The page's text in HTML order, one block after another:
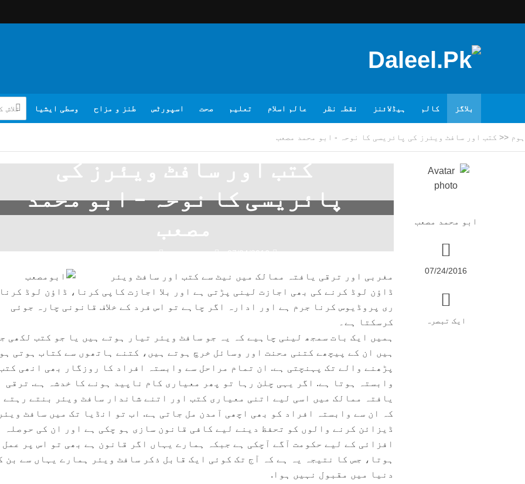
بلاگز کالم ہیڈلائنز نقطہ نظر عالم اسلام تعلیم صحت اسپورٹس طنز و مزاح وسطی ایشیا
ہوم << کتب اور سافٹ ویئرز کی پائریسی کا نوحہ - ابو محمد مصعب
ابو محمد مصعب
07/24/2016
ایک تبصرہ
کتب اور سافٹ ویئرز کی
پائریسی کا نوحہ – ابو محمد
مصعب
07/24/2016 ایک تبصرہ ابو محمد مصعب
مغربی اور ترقی یافتہ ممالک میں نیٹ سے کتب اور سافٹ ویئر
ڈاؤن لوڈ کرنے کی بھی اجازت لینی پڑتی ہے اور بلا اجازت کاپی کرنا، ڈاؤن لوڈ
ری پروڈیوس کرنا جرم ہے اور ادارہ اگر چاہے تو اس فرد کے خلاف قانونی چارہ جوئی
کرسکتا ہے۔
ہمیں ایک بات سمجھ لینی چاہیے کہ یہ جو سافٹ ویئر تیار ہوتے ہیں یا جو کتب لکھی
ہیں ان کے پیچھے کتنی محنت اور وسائل خرچ ہوتے ہیں، کتنے ہاتھوں سے کتاب ہوتی
پڑھنے والے تک پہنچتی ہے. ان تمام مراحل سے وابستہ افراد کا روزگار بھی انھی
وابستہ ہوتا ہے. اگر یہی چلن رہا تو پھر معیاری کام ناپید ہونے کا خدشہ ہے. ترقی
یافتہ ممالک میں اسی لیے اتنی معیاری کتب اور اتنے شاندار سافٹ ویئر بنتے رہتے
کہ ان سے وابستہ افراد کو بھی اچھی آمدن مل جاتی ہے. اب تو انڈیا تک میں سافٹ
ڈیزائن کرنے والوں کو تحفظ دینے لیے کافی قانون سازی ہو چکی ہے اور ان کی حوصلہ
افزائی کے لیے حکومت آگے آچکی ہے جبکہ ہمارے یہاں اگر قانون ہے بھی تو اس پر
ہوتا، جس کا نتیجہ یہ ہے کہ آج تک کوئی ایک قابل ذکر سافٹ ویئر ہمارے یہاں سے بن
دنیا میں مقبول نہیں ہوا.